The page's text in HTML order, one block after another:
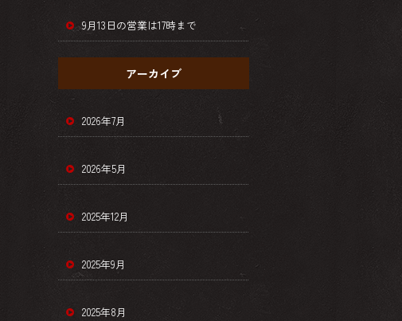
9月13日の営業は17時まで
アーカイブ
2026年7月
2026年5月
2025年12月
2025年9月
2025年8月